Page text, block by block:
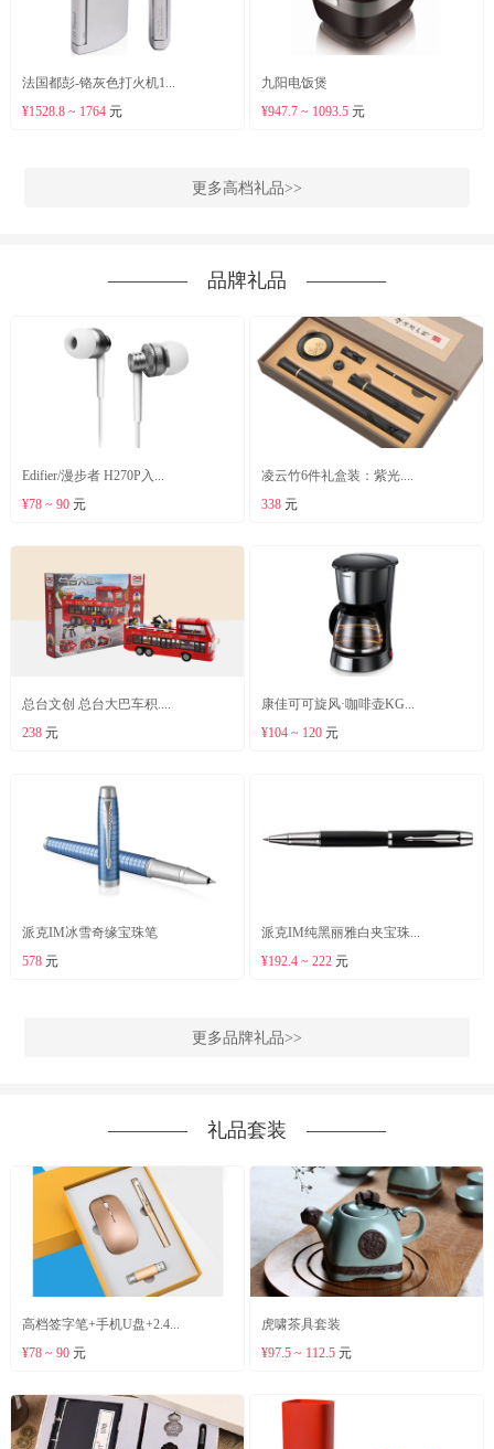
法国都彭-铬灰色打火机1...
¥1528.8 ~ 1764元
九阳电饭煲
¥947.7 ~ 1093.5 元
更多高档礼品>>
―――― 品牌礼品 ――――
Edifier/漫步者 H270P入...
¥78 ~ 90元
凌云竹6件礼盒装：紫光....
338 元
总台文创 总台大巴车积....
238元
康佳可可旋风·咖啡壶KG...
¥104 ~ 120 元
派克IM冰雪奇缘宝珠笔
578元
派克IM纯黑丽雅白夹宝珠...
¥192.4 ~ 222 元
更多品牌礼品>>
―――― 礼品套装 ――――
高档签字笔+手机U盘+2.4...
¥78 ~ 90元
虎啸茶具套装
¥97.5 ~ 112.5 元